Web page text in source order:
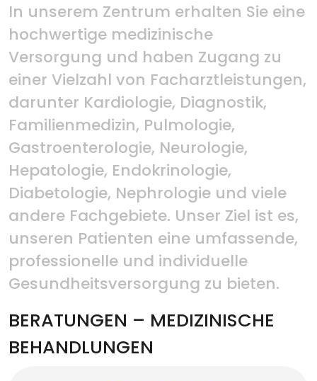
In unserem Zentrum erhalten Sie eine
hochwertige medizinische
Versorgung und haben Zugang zu
einer Vielzahl von Facharztleistungen,
darunter Kardiologie, Diagnostik,
Familienmedizin, Pulmologie,
Gastroenterologie, Neurologie,
Hepatologie, Endokrinologie,
Diabetologie, Nephrologie und viele
andere Fachgebiete. Unser Ziel ist es,
unseren Patienten eine umfassende,
professionelle und individuelle
Gesundheitsversorgung zu bieten.
BERATUNGEN – MEDIZINISCHE
BEHANDLUNGEN